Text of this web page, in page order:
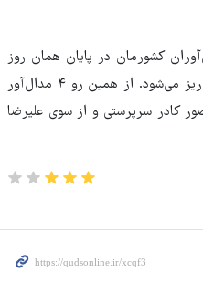
کشورمان در پایان همان روز
کسب مدال، به آنها اهدا و از سوی کمیته ملی‌المپیک به حساب شخصی هر ورزشکار واریز می‌شود. از همین رو ۴ مدال‌آور
کادر سرپرستی و از سوی علیرضا
آمریکا نداریم